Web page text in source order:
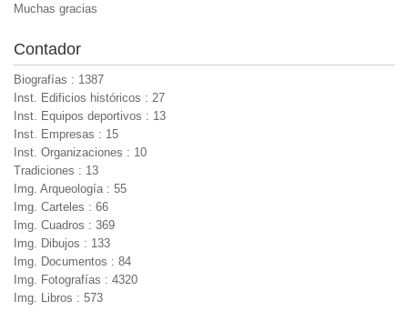
Muchas gracias
Contador
Biografías : 1387
Inst. Edificios históricos : 27
Inst. Equipos deportivos : 13
Inst. Empresas : 15
Inst. Organizaciones : 10
Tradiciones : 13
Img. Arqueología : 55
Img. Carteles : 66
Img. Cuadros : 369
Img. Dibujos : 133
Img. Documentos : 84
Img. Fotografías : 4320
Img. Libros : 573